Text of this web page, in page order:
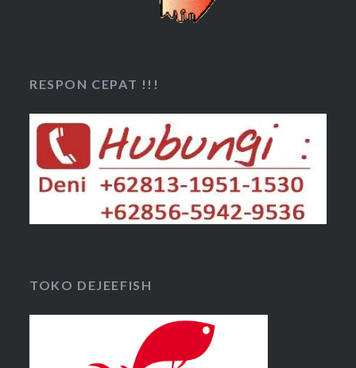
RESPON CEPAT !!!
TOKO DEJEEFISH